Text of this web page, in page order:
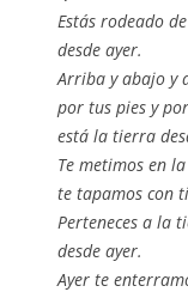
Estás rodeado
desde ayer.
Arriba y abajo y
por tus pies y
está la tierra
Te metimos en
te tapamos con
Perteneces a la
desde ayer.
Ayer te